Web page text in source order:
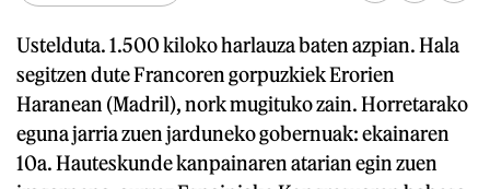
Ustelduta. 1.500 kiloko harlauza baten azpian. Hala
segitzen dute Francoren gorpuzkiek Erorien
Haranean (Madril), nork mugituko zain. Horretarako
eguna jarria zuen jarduneko gobernuak: ekainaren
10a. Hauteskunde kanpainaren atarian egin zuen